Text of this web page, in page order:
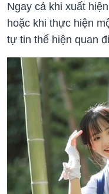
Ngay cả khi xuất
hoặc khi thực hiện
tự tin thể hiện quan